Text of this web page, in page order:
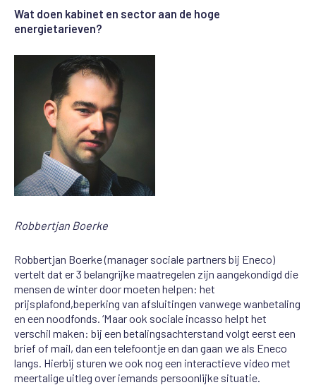
Wat doen kabinet en sector aan de hoge
energietarieven?
Robbertjan Boerke
Robbertjan Boerke (manager sociale partners bij Eneco)
vertelt dat er3 belangrijke maatregelen zijn aangekondigd die
mensen de winter door moeten helpen: het
prijsplafond,beperking van afsluitingen vanwege wanbetaling
en een noodfonds ‘Maar ook sociale incasso helpt het
verschil maken: bij een betalingsachterstand volgt eerst een
brief of mail, dan een telefoontjeen dan gaan we als Eneco
langs. Hierbij sturen we ook nog een interactievevideo met
meertaligeuitleg over iemands persoonlijke situatie.